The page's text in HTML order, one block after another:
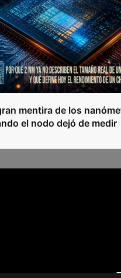
mentira de los
el nodo dejó de medir